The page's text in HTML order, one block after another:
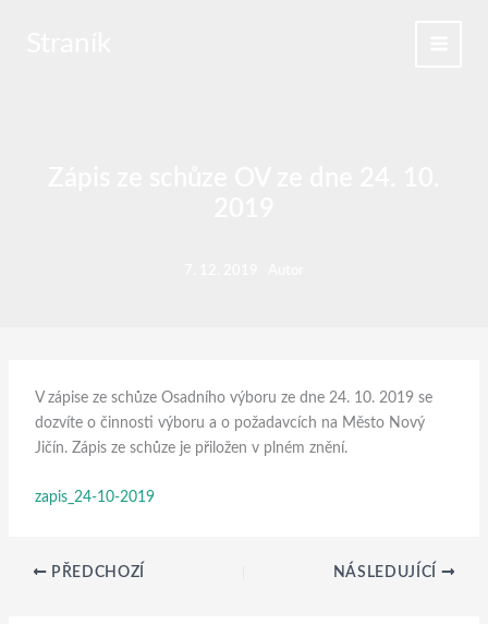
V zápise ze schůze Osadního výboru ze dne 24. 10. 2019 se
dozvíte o činnosti výboru a o požadavcích na Město Nový
Jičín. Zápis ze schůze je přiložen v plném znění.
zapis_24-10-2019
PŘEDCHOZÍ NÁSLEDUJÍCÍ